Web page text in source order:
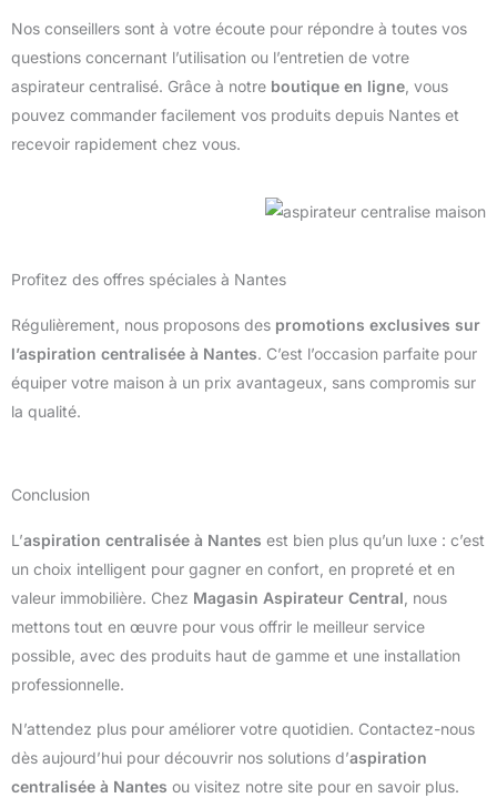
Nos conseillers sont à votre écoute pour répondre à toutes vos
questions concernant l’utilisation ou l’entretien de votre
aspirateur centralisé. Grâce à notre boutique en ligne , vous
pouvez commander facilement vos produits depuis Nantes et
recevoir rapidement chez vous.
Profitez des offres spéciales à Nantes
Régulièrement, nous proposons des promotions exclusives sur
l’aspiration centralisée à Nantes. C’est l’occasion parfaite pour
équiper votre maison à un prix avantageux, sans compromis sur
la qualité.
Conclusion
L’aspiration centralisée à Nantes est bien plus qu’un luxe : c’est
un choix intelligent pour gagner en confort, en propreté et en
valeur immobilière. Chez Magasin Aspirateur Central , nous
mettons tout en œuvre pour vous offrir le meilleur service
possible, avec des produits haut de gamme et une installation
professionnelle.
N’attendez plus pour améliorer votre quotidien. Contactez-nous
dès aujourd’hui pour découvrir nos solutions d’aspiration
centralisée à Nantes ou visitez notre site pour en savoir plus.